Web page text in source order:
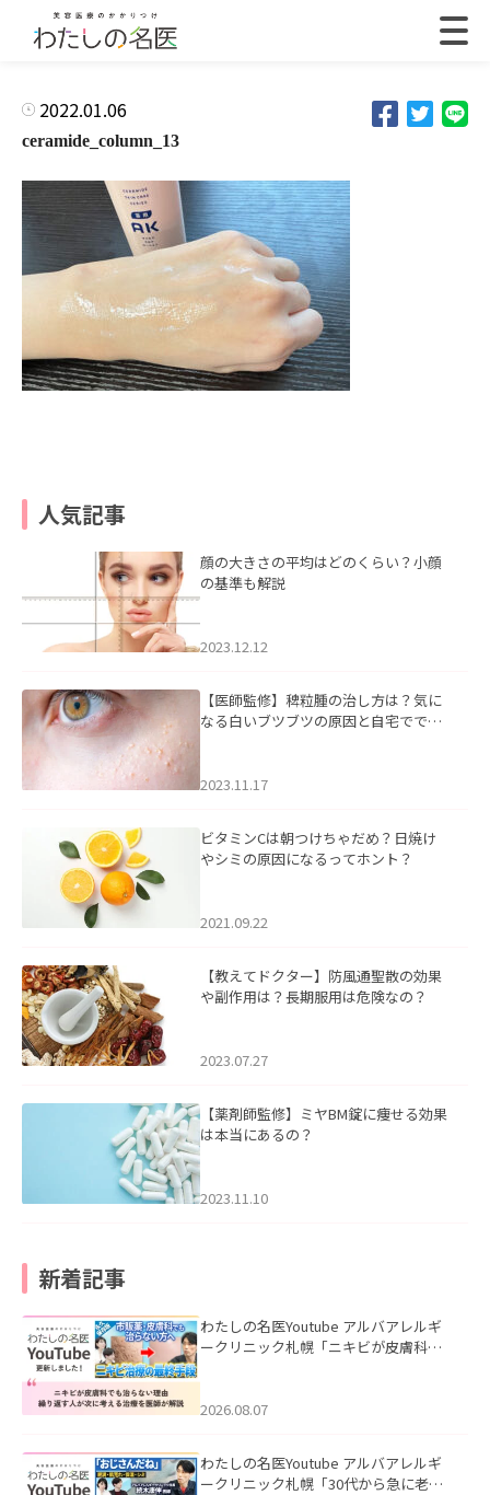
2022.01.06
ceramide_column_13
人気記事
顔の大きさの平均はどのくらい？小顔
の基準も解説
2023.12.12
【医師監修】稗粒腫の治し方は？気に
なる白いブツブツの原因と自宅ででき
2023.11.17
ビタミンCは朝つけちゃだめ？日焼け
やシミの原因になるってホント？
2021.09.22
【教えてドクター】防風通聖散の効果
や副作用は？長期服用は危険なの？
2023.07.27
【薬剤師監修】ミヤBM錠に痩せる効果
は本当にあるの？
2023.11.10
新着記事
わたしの名医Youtube アルバアレルギ
ークリニック札幌「ニキビが皮膚科で
ました。
2026.08.07
わたしの名医Youtube アルバアレルギ
ークリニック札幌「30代から急に老け